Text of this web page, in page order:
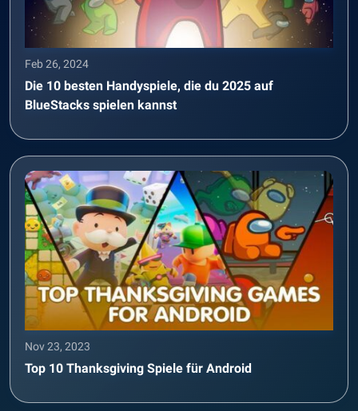
Feb 26, 2024
Die 10 besten Handyspiele, die du 2025 auf
BlueStacks spielen kannst
Nov 23, 2023
Top 10 Thanksgiving Spiele für Android